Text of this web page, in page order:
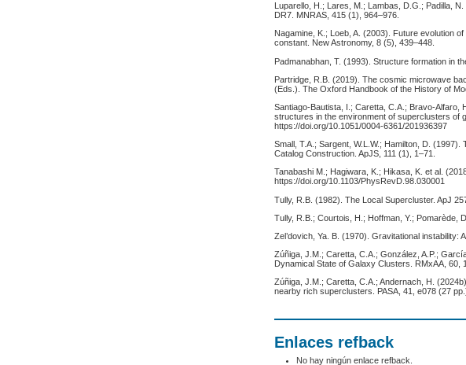
Luparello, H.; Lares, M.; Lambas, D.G.; Padilla,
DR7. MNRAS, 415 (1), 964–976.
Nagamine, K.; Loeb, A. (2003). Future evolution
constant. New Astronomy, 8 (5), 439–448.
Padmanabhan, T. (1993). Structure formation in
Partridge, R.B. (2019). The cosmic microwave
(Eds.). The Oxford Handbook of the History of
Santiago-Bautista, I.; Caretta, C.A.; Bravo-Alfaro,
structures in the environment of superclusters of
https://doi.org/10.1051/0004-6361/201936397
Small, T.A.; Sargent, W.L.W.; Hamilton, D.
Catalog Construction. ApJS, 111 (1), 1–71.
Tanabashi M.; Hagiwara, K.; Hikasa, K. et al.
https://doi.org/10.1103/PhysRevD.98.030001
Tully, R.B. (1982). The Local Supercluster. ApJ
Tully, R.B.; Courtois, H.; Hoffman, Y.; Pomarède,
Zel’dovich, Ya. B. (1970). Gravitational instability:
Zúñiga, J.M.; Caretta, C.A.; González, A.P.;
Dynamical State of Galaxy Clusters. RMxAA, 60,
Zúñiga, J.M.; Caretta, C.A.; Andernach, H.
nearby rich superclusters. PASA, 41, e078 (27
Enlaces refback
No hay ningún enlace refback.